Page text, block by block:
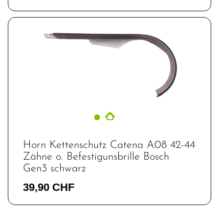
Horn Kettenschutz Catena A08 42-44
Zähne o. Befestigunsbrille Bosch
Gen3 schwarz
39,90 CHF